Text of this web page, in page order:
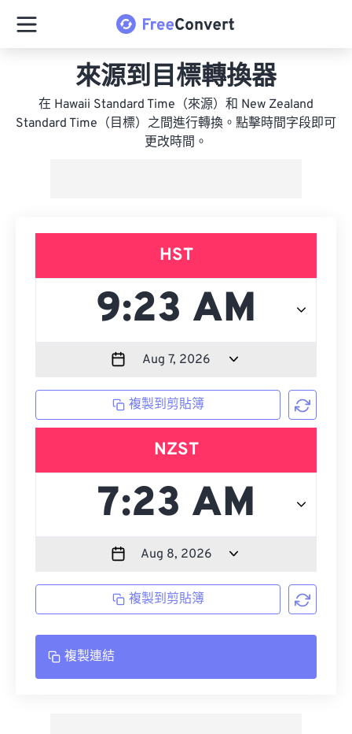
來源到目標轉換器
在 Hawaii Standard Time（來源）和 New Zealand
Standard Time（目標）之間進行轉換。點擊時間字段即可
更改時間。
HST
複製到剪貼簿
NZST
複製到剪貼簿
複製連結